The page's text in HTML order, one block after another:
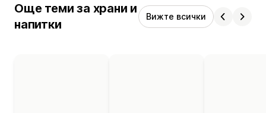
Още теми за храни и
напитки
Вижте всички